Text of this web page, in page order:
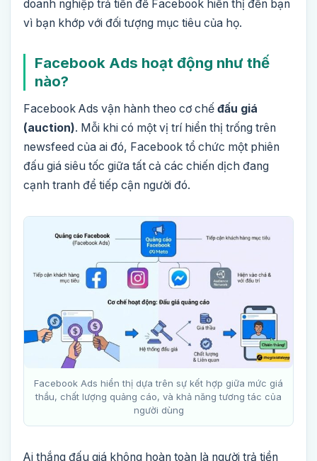
doanh nghiệp trả tiền để Facebook hiển thị đến bạn
vì bạn khớp với đối tượng mục tiêu của họ.
Facebook Ads hoạt động như thế
nào?
Facebook Ads vận hành theo cơ chế đấu giá
(auction). Mỗi khi có một vị trí hiển thị trống trên
newsfeed của ai đó, Facebook tổ chức một phiên
đấu giá siêu tốc giữa tất cả các chiến dịch đang
cạnh tranh để tiếp cận người đó.
Facebook Ads hiển thị dựa trên sự kết hợp giữa mức giá
thầu, chất lượng quảng cáo, và khả năng tương tác của
người dùng
Ai thắng đấu giá không hoàn toàn là người trả tiền